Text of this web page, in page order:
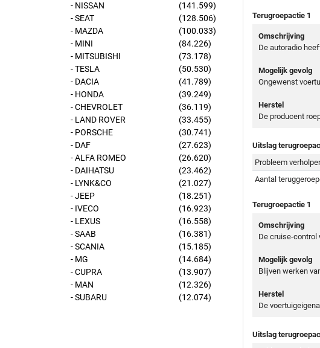
- NISSAN
(141.599)
- SEAT
(128.506)
- MAZDA
(100.033)
- MINI
(84.226)
- MITSUBISHI
(73.178)
- TESLA
(50.530)
- DACIA
(41.789)
- HONDA
(39.249)
- CHEVROLET
(36.119)
- LAND ROVER
(33.455)
- PORSCHE
(30.741)
- DAF
(27.623)
- ALFA ROMEO
(26.620)
- DAIHATSU
(23.462)
- LYNK&CO
(21.027)
- JEEP
(18.251)
- IVECO
(16.923)
- LEXUS
(16.558)
- SAAB
(16.381)
- SCANIA
(15.185)
- MG
(14.684)
- CUPRA
(13.907)
- MAN
(12.326)
- SUBARU
(12.074)
Terugroepactie 1
Omschrijving
De autoradio
Mogelijk gevolg
Ongewenst
Herstel
De producent
Uitslag
Probleem
Aantal
Terugroepactie 1
Omschrijving
De cruise-control
Mogelijk gevolg
Blijven werken
Herstel
De
Uitslag